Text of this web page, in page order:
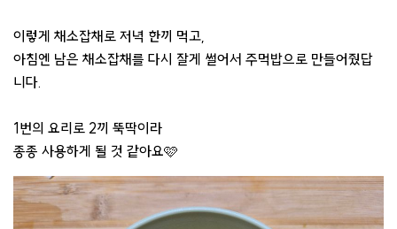
이렇게 채소잡채로 저녁 한끼 먹고,
아침엔 남은 채소잡채를 다시 잘게 썰어서 주먹밥으로 만들어줬답
니다.
1번의 요리로 2끼 뚝딱이라
종종 사용하게 될 것 같아요🩷